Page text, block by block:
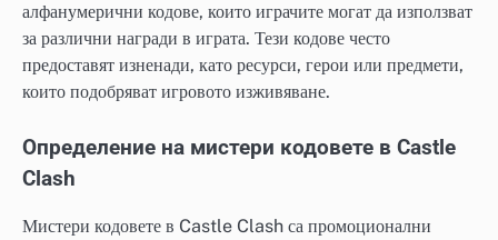
алфанумерични кодове, които играчите могат да използват
за различни награди в играта. Тези кодове често
предоставят изненади, като ресурси, герои или предмети,
които подобряват игровото изживяване.
Определение на мистери кодовете в Castle
Clash
Мистери кодовете в Castle Clash са промоционални